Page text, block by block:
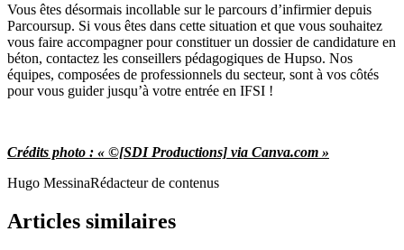
Vous êtes désormais incollable sur le parcours d’infirmier depuis
Parcoursup. Si vous êtes dans cette situation et que vous souhaitez
vous faire accompagner pour constituer un dossier de candidature en
béton, contactez les conseillers pédagogiques de Hupso. Nos
équipes, composées de professionnels du secteur, sont à vos côtés
pour vous guider jusqu’à votre entrée en IFSI !
Crédits photo : « ©[SDI Productions] via Canva.com »
Hugo MessinaRédacteur de contenus
Articles similaires